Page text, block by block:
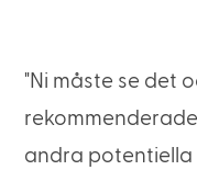
"Ni måste se det
andra potentiella